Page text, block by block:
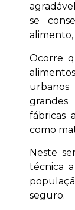
se
alimento,
Ocorre
fábricas
como
Neste
técnica
seguro.